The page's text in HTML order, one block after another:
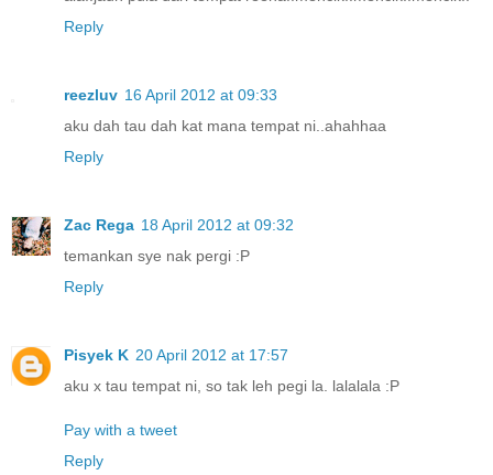
Reply
reezluv 16 April 2012 at 09:33
aku dah tau dah kat mana tempat ni..ahahhaa
Reply
Zac Rega 18 April 2012 at 09:32
temankan sye nak pergi :P
Reply
Pisyek K 20 April 2012 at 17:57
aku x tau tempat ni, so tak leh pegi la. lalalala :P
Pay with a tweet
Reply